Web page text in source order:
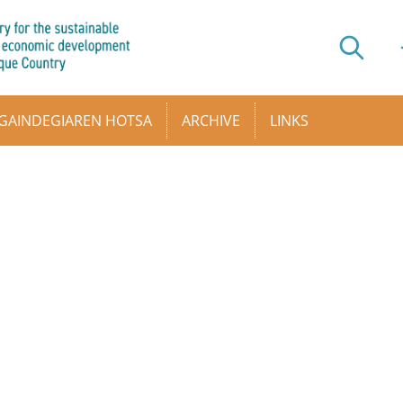
HOTSA ARCHIVE LINKS